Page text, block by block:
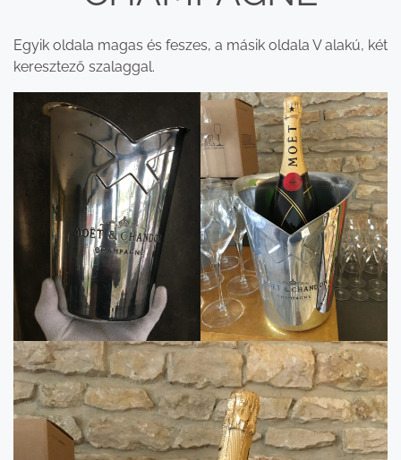
Egyik oldala magas és feszes, a másik oldala V alakú, két
keresztező szalaggal.